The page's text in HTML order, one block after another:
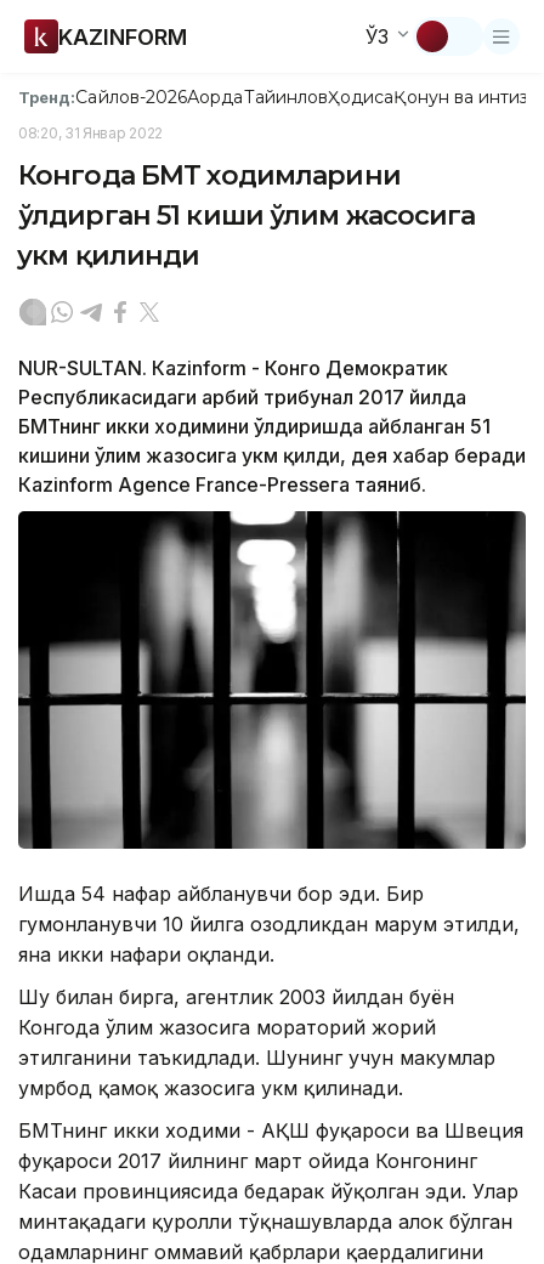
KAZINFORM ЎЗ
Тренд:Сайлов-2026АқордаТайинловҲодисаҚонун ва
08:20, 31 Январ 2022
Конгода БМТ ходимларини
ўлдирган 51 киши ўлим жасосига
ҳукм қилинди
NUR-SULTAN. Кazinform - Конго Демократик
Республикасидаги ҳарбий трибунал 2017 йилда
БМТнинг икки ходимини ўлдиришда айбланган 51
кишини ўлим жазосига ҳукм қилди, дея хабар беради
Кazinform Agence France-Presseга таяниб.
Ишда 54 нафар айбланувчи бор эди. Бир
гумонланувчи 10 йилга озодликдан маҳрум этилди,
яна икки нафари оқланди.
Шу билан бирга, агентлик 2003 йилдан буён
Конгода ўлим жазосига мораторий жорий
этилганини таъкидлади. Шунинг учун маҳкумлар
умрбод қамоқ жазосига ҳукм қилинади.
БМТнинг икки ходими - АҚШ фуқароси ва Швеция
фуқароси 2017 йилнинг март ойида Конгонинг
Касаи провинциясида бедарак йўқолган эди. Улар
минтақадаги қуролли тўқнашувларда ҳалок бўлган
одамларнинг оммавий қабрлари қаердалигини